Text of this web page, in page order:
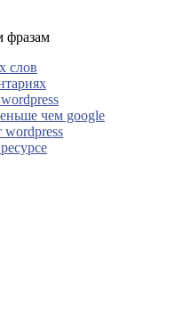
фразам
слов
чем google
wordpress